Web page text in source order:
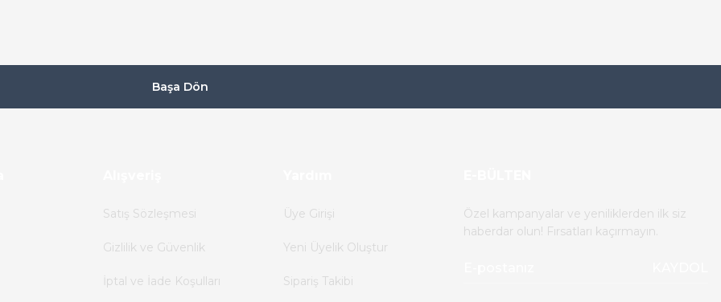
Başa Dön
Satış Sözleşmesi
Gizlilik ve Güvenlik
İptal ve İade Koşulları
Üye Girişi
Yeni Üyelik Oluştur
Sipariş Takibi
Özel kampanyalar ve yeniliklerden ilk siz
haberdar olun! Fırsatları kaçırmayın.